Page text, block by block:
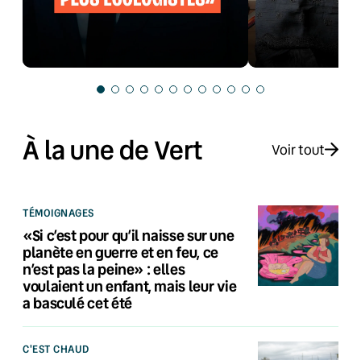
À la une de Vert Voir tout
TÉMOIGNAGES
«Si c’est pour qu’il naisse sur une
planète en guerre et en feu, ce
n’est pas la peine» : elles
voulaient un enfant, mais leur vie
a basculé cet été
C'EST CHAUD